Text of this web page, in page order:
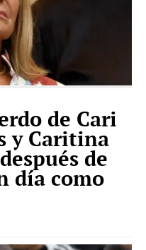
de Cari
y Caritina
de
día como